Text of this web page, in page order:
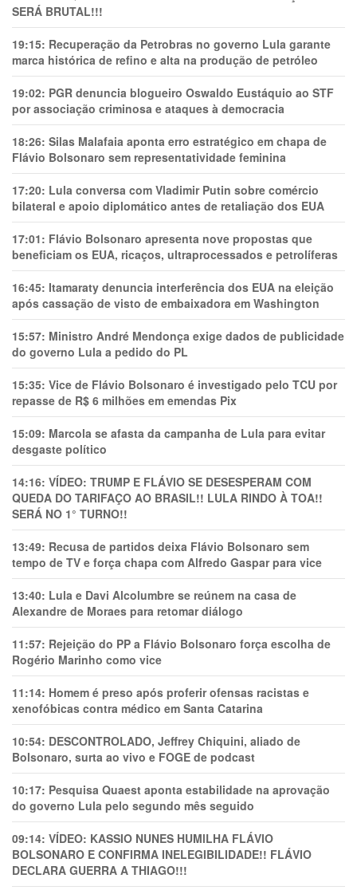
SERÁ BRUTAL!!!
19:15: Recuperação da Petrobras no governo Lula garante
marca histórica de refino e alta na produção de petróleo
19:02: PGR denuncia blogueiro Oswaldo Eustáquio ao STF
por associação criminosa e ataques à democracia
18:26: Silas Malafaia aponta erro estratégico em chapa de
Flávio Bolsonaro sem representatividade feminina
17:20: Lula conversa com Vladimir Putin sobre comércio
bilateral e apoio diplomático antes de retaliação dos EUA
17:01: Flávio Bolsonaro apresenta nove propostas que
beneficiam os EUA, ricaços, ultraprocessados e petrolíferas
16:45: Itamaraty denuncia interferência dos EUA na eleição
após cassação de visto de embaixadora em Washington
15:57: Ministro André Mendonça exige dados de publicidade
do governo Lula a pedido do PL
15:35: Vice de Flávio Bolsonaro é investigado pelo TCU por
repasse de R$ 6 milhões em emendas Pix
15:09: Marcola se afasta da campanha de Lula para evitar
desgaste político
14:16: VÍDEO: TRUMP E FLÁVIO SE DESESPERAM COM
QUEDA DO TARIFAÇO AO BRASIL!! LULA RINDO À TOA!!
SERÁ NO 1° TURNO!!
13:49: Recusa de partidos deixa Flávio Bolsonaro sem
tempo de TV e força chapa com Alfredo Gaspar para vice
13:40: Lula e Davi Alcolumbre se reúnem na casa de
Alexandre de Moraes para retomar diálogo
11:57: Rejeição do PP a Flávio Bolsonaro força escolha de
Rogério Marinho como vice
11:14: Homem é preso após proferir ofensas racistas e
xenofóbicas contra médico em Santa Catarina
10:54: DESCONTROLADO, Jeffrey Chiquini, aliado de
Bolsonaro, surta ao vivo e FOGE de podcast
10:17: Pesquisa Quaest aponta estabilidade na aprovação
do governo Lula pelo segundo mês seguido
09:14: VÍDEO: KASSIO NUNES HUMlLHA FLÁVIO
BOLSONARO E CONFIRMA INELEGIBILIDADE!! FLÁVIO
DECLARA GUERRA A THIAGO!!!